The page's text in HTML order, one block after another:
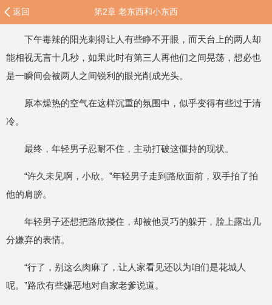
返回 第2章 老东西和小东西
下午毒辣的阳光刺得让人有些睁不开眼，而天台上的两人却
能相视无言十几秒，如果此时有第三人再他们之间晃荡，想必也
是一瞬间会被两人之间锐利的眼光削成光头。
原本燥热的空气在这样沉重的氛围中，似乎变得有些过于清
冷。
最终，年轻男子忍耐不住，主动打破这僵持的现状。
“许久未见啊，小欣。”年轻男子走到路欣面前，双手拍了拍
他的肩膀。
年轻男子还想把路欣搂住，却被他灵巧的躲开，脸上露出几
分嫌弃的表情。
“行了，别这么肉麻了，让人家看见还以为咱们是花城人
呢。”路欣有些嫌恶地对自家老爹说道。